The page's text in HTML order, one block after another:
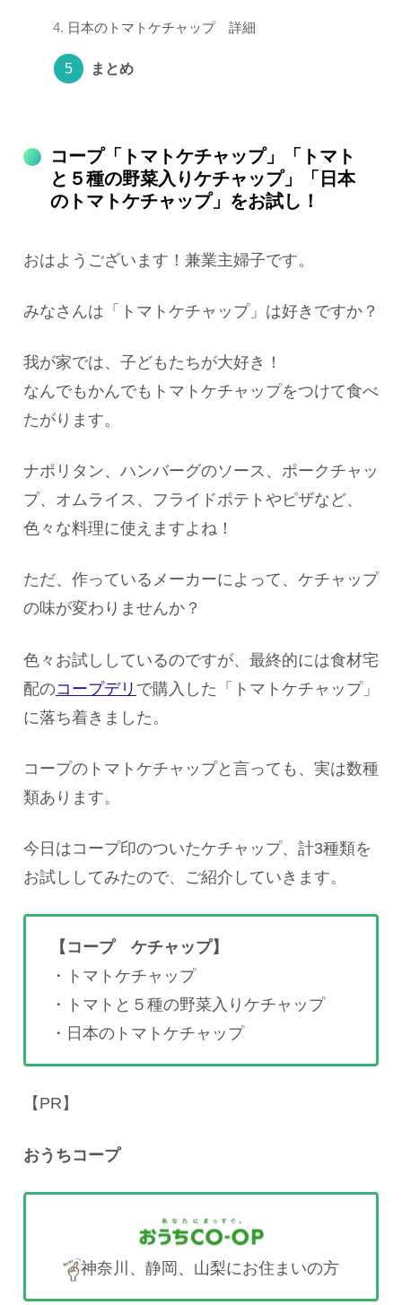
日本のトマトケチャップ 詳細
まとめ
コープ「トマトケチャップ」「トマト
と５種の野菜入りケチャップ」「日本
のトマトケチャップ」をお試し！
おはようございます！兼業主婦子です。
みなさんは「トマトケチャップ」は好きですか？
我が家では、子どもたちが大好き！
なんでもかんでもトマトケチャップをつけて食べ
たがります。
ナポリタン、ハンバーグのソース、ポークチャッ
プ、オムライス、フライドポテトやピザなど、
色々な料理に使えますよね！
ただ、作っているメーカーによって、ケチャップ
の味が変わりませんか？
色々お試ししているのですが、最終的には食材宅
配のコープデリ で購入した「トマトケチャップ」
に落ち着きました。
コープのトマトケチャップと言っても、実は数種
類あります。
今日はコープ印のついたケチャップ、計3種類を
お試ししてみたので、ご紹介していきます。
【コープ ケチャップ】
・トマトケチャップ
・トマトと５種の野菜入りケチャップ
・日本のトマトケチャップ
【PR】
おうちコープ
神奈川、静岡、山梨にお住まいの方